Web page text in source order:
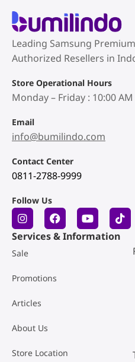
Leading Samsung
Authorized Resellers in
Store Operational Hours
Monday – Friday : 10:00 AM
Email
info@bumilindo.com
Contact Center
0811-2788-9999
Follow Us
Services & Information
Sale
Promotions
Articles
About Us
Store Location